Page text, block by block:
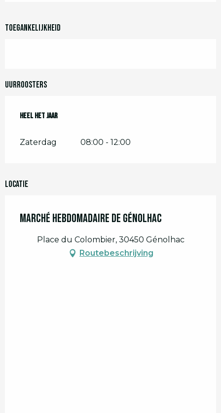
Toegankelijkheid
Uurroosters
Heel het jaar
Heel het jaar
Zaterdag 08:00 - 12:00
Locatie
Marché hebdomadaire de Génolhac
Place du Colombier, 30450 Génolhac
Routebeschrijving